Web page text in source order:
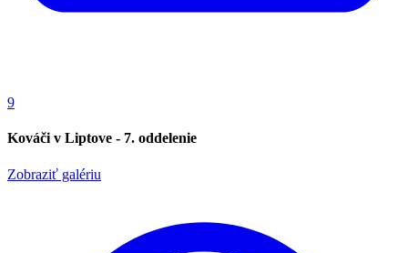
9
Kováči v Liptove - 7. oddelenie
Zobraziť galériu